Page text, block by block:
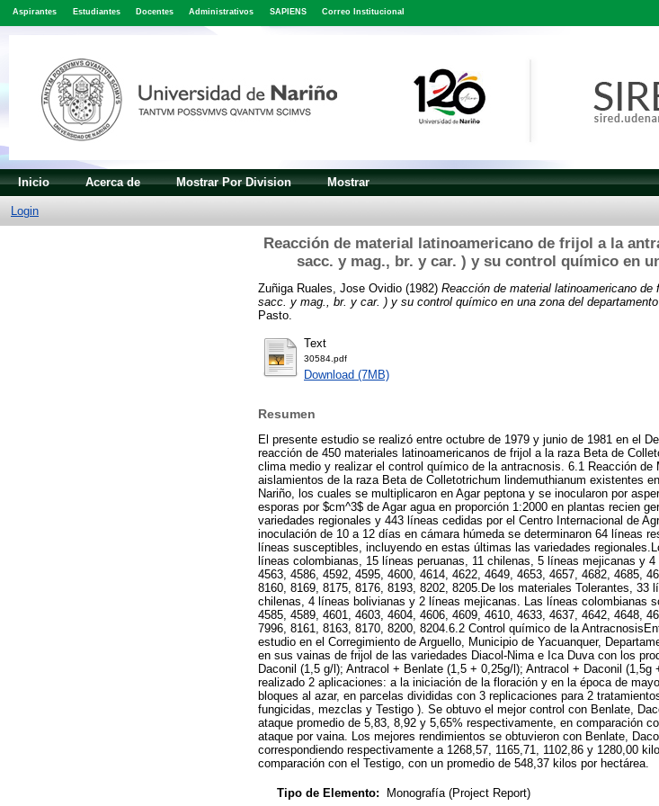
Aspirantes Estudiantes Docentes Administrativos SAPIENS Correo Institucional
Inicio Acerca de Mostrar Por Division Mostrar
Login
Reacción de material latinoamericano de frijol a la
sacc. y mag., br. y car. ) y su control químico en
Zuñiga Ruales, Jose Ovidio (1982) Reacción de material latinoamericano
sacc. y mag., br. y car. ) y su control químico en una zona del departamento
Pasto.
Text
30584.pdf
Download (7MB)
Resumen
El presente estudio se realizó entre octubre de 1979 y junio de 1981 en el
reacción de 450 materiales latinoamericanos de frijol a la raza Beta de
clima medio y realizar el control químico de la antracnosis. 6.1 Reacción
aislamientos de la raza Beta de Colletotrichum lindemuthianum existentes
Nariño, los cuales se multiplicaron en Agar peptona y se inocularon por
esporas por $cm^3$ de Agar agua en proporción 1:2000 en plantas recien
variedades regionales y 443 líneas cedidas por el Centro Internacional de
inoculación de 10 a 12 días en cámara húmeda se determinaron 64 líneas
líneas susceptibles, incluyendo en estas últimas las variedades
líneas colombianas, 15 líneas peruanas, 11 chilenas, 5 líneas mejicanas y
4563, 4586, 4592, 4595, 4600, 4614, 4622, 4649, 4653, 4657, 4682, 4685,
8160, 8169, 8175, 8176, 8193, 8202, 8205.De los materiales Tolerantes,
chilenas, 4 líneas bolivianas y 2 líneas mejicanas. Las líneas colombianas
4585, 4589, 4601, 4603, 4604, 4606, 4609, 4610, 4633, 4637, 4642, 4648,
7996, 8161, 8163, 8170, 8200, 8204.6.2 Control químico de la
estudio en el Corregimiento de Arguello, Municipio de Yacuanquer,
en sus vainas de frijol de las variedades Diacol-Nima e Ica Duva con los
Daconil (1,5 g/l); Antracol + Benlate (1,5 + 0,25g/l); Antracol + Daconil
realizado 2 aplicaciones: a la iniciación de la floración y en la época de
bloques al azar, en parcelas divididas con 3 replicaciones para 2
fungicidas, mezclas y Testigo ). Se obtuvo el mejor control con Benlate,
ataque promedio de 5,83, 8,92 y 5,65% respectivamente, en comparación
ataque por vaina. Los mejores rendimientos se obtuvieron con Benlate,
correspondiendo respectivamente a 1268,57, 1165,71, 1102,86 y 1280,00
comparación con el Testigo, con un promedio de 548,37 kilos por hectárea.
Tipo de Elemento: Monografía (Project Report)